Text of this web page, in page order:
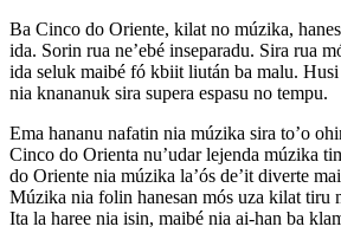
Ba Cinco do Oriente, kilat no múzika,
ida. Sorin rua ne’ebé inseparadu. Sira rua
ida seluk maibé fó kbiit liután ba malu. Husi
nia knananuk sira supera espasu no tempu.
Ema hananu nafatin nia múzika sira to’o
Cinco do Orienta nu’udar lejenda múzika
do Oriente nia múzika la’ós de’it diverte
Múzika nia folin hanesan mós uza kilat tiru
Ita la haree nia isin, maibé nia ai-han ba